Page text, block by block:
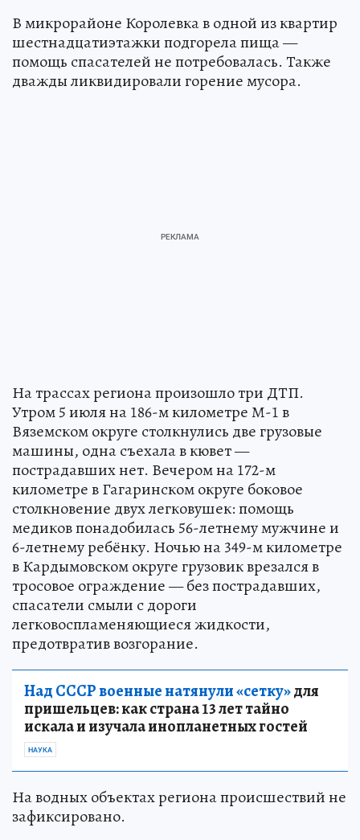
В микрорайоне Королевка в одной из квартир
шестнадцатиэтажки подгорела пища —
помощь спасателей не потребовалась. Также
дважды ликвидировали горение мусора.
На трассах региона произошло три ДТП.
Утром 5 июля на 186-м километре М-1 в
Вяземском округе столкнулись две грузовые
машины, одна съехала в кювет —
пострадавших нет. Вечером на 172-м
километре в Гагаринском округе боковое
столкновение двух легковушек: помощь
медиков понадобилась 56-летнему мужчине и
6-летнему ребёнку. Ночью на 349-м километре
в Кардымовском округе грузовик врезался в
тросовое ограждение — без пострадавших,
спасатели смыли с дороги
легковоспламеняющиеся жидкости,
предотвратив возгорание.
Над СССР военные натянули «сетку»для
пришельцев: как страна 13 лет тайно
искала и изучала инопланетных гостей
НАУКА
На водных объектах региона происшествий не
зафиксировано.